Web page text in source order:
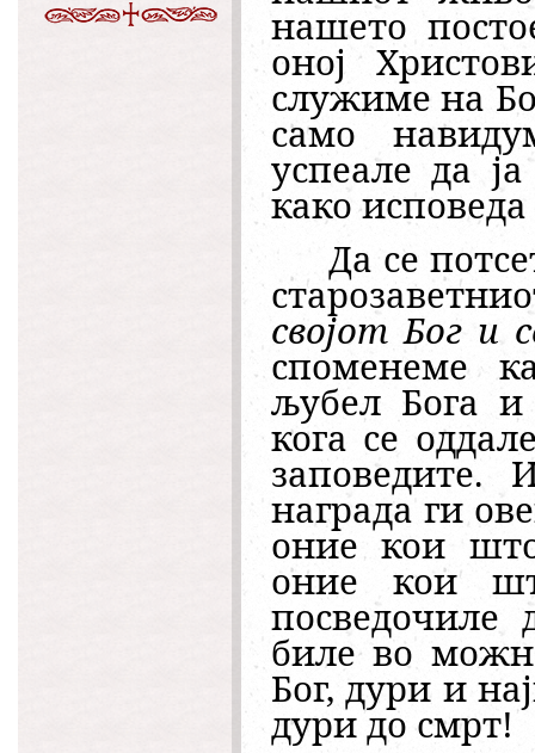
нашето
оној
служиме на
само
успеале да
како
Да се
својот Бог и
споменеме
љубел Бога и
кога се
заповедите.
награда ги
оние кои
оние кои
посведочиле
биле во
Бог, дури и
дури до смрт!